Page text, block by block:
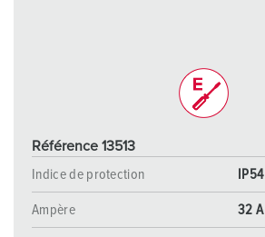
Référence 13513
Indice de protection
IP54
Ampère 32 A